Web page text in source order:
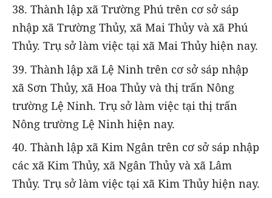
38. Thành lập xã Trường Phú trên cơ sở sáp
nhập xã Trường Thủy, xã Mai Thủy và xã Phú
Thủy. Trụ sở làm việc tại xã Mai Thủy hiện nay.
39. Thành lập xã Lệ Ninh trên cơ sở sáp nhập
xã Sơn Thủy, xã Hoa Thủy và thị trấn Nông
trường Lệ Ninh. Trụ sở làm việc tại thị trấn
Nông trường Lệ Ninh hiện nay.
40. Thành lập xã Kim Ngân trên cơ sở sáp nhập
các xã Kim Thủy, xã Ngân Thủy và xã Lâm
Thủy. Trụ sở làm việc tại xã Kim Thủy hiện nay.